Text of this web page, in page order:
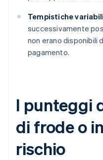
Tempistiche
successivamente
non erano disponibili
pagamento.
I punteggi
di frode o
rischio